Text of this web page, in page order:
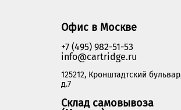
Офис в Москве
+7 (495) 982-51-53
info@cartridge.ru
125212, Кронштадтский
д.7
Склад самовывоза